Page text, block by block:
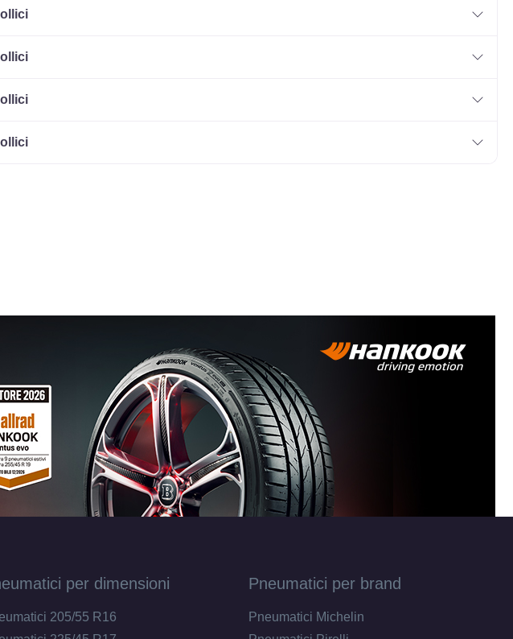
per dimensioni
205/55 R16
Pneumatici per brand
Pneumatici Michelin